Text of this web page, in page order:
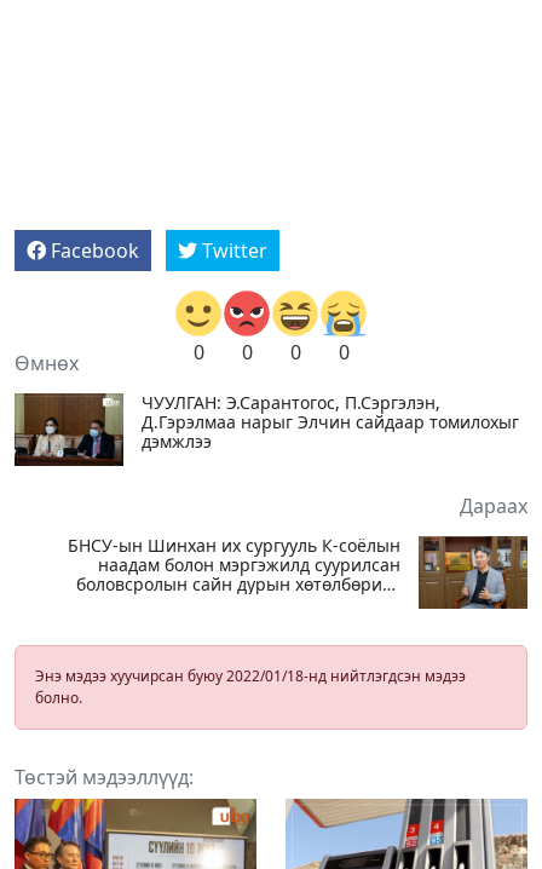
Facebook Twitter
0 0 0 0
Өмнөх
ЧУУЛГАН: Э.Сарантогос, П.Сэргэлэн,
Д.Гэрэлмаа нарыг Элчин сайдаар томилохыг
дэмжлээ
Дараах
БНСУ-ын Шинхан их сургууль К-соёлын
наадам болон мэргэжилд суурилсан
боловсролын сайн дурын хөтөлбөрийг
Энэ мэдээ хуучирсан буюу 2022/01/18-нд нийтлэгдсэн мэдээ
болно.
Төстэй мэдээллүүд: